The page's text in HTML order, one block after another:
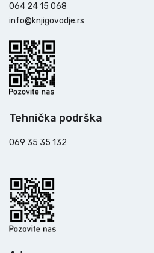
064 24 15 068
info@knjigovodje.rs
Tehnička podrška
069 35 35 132